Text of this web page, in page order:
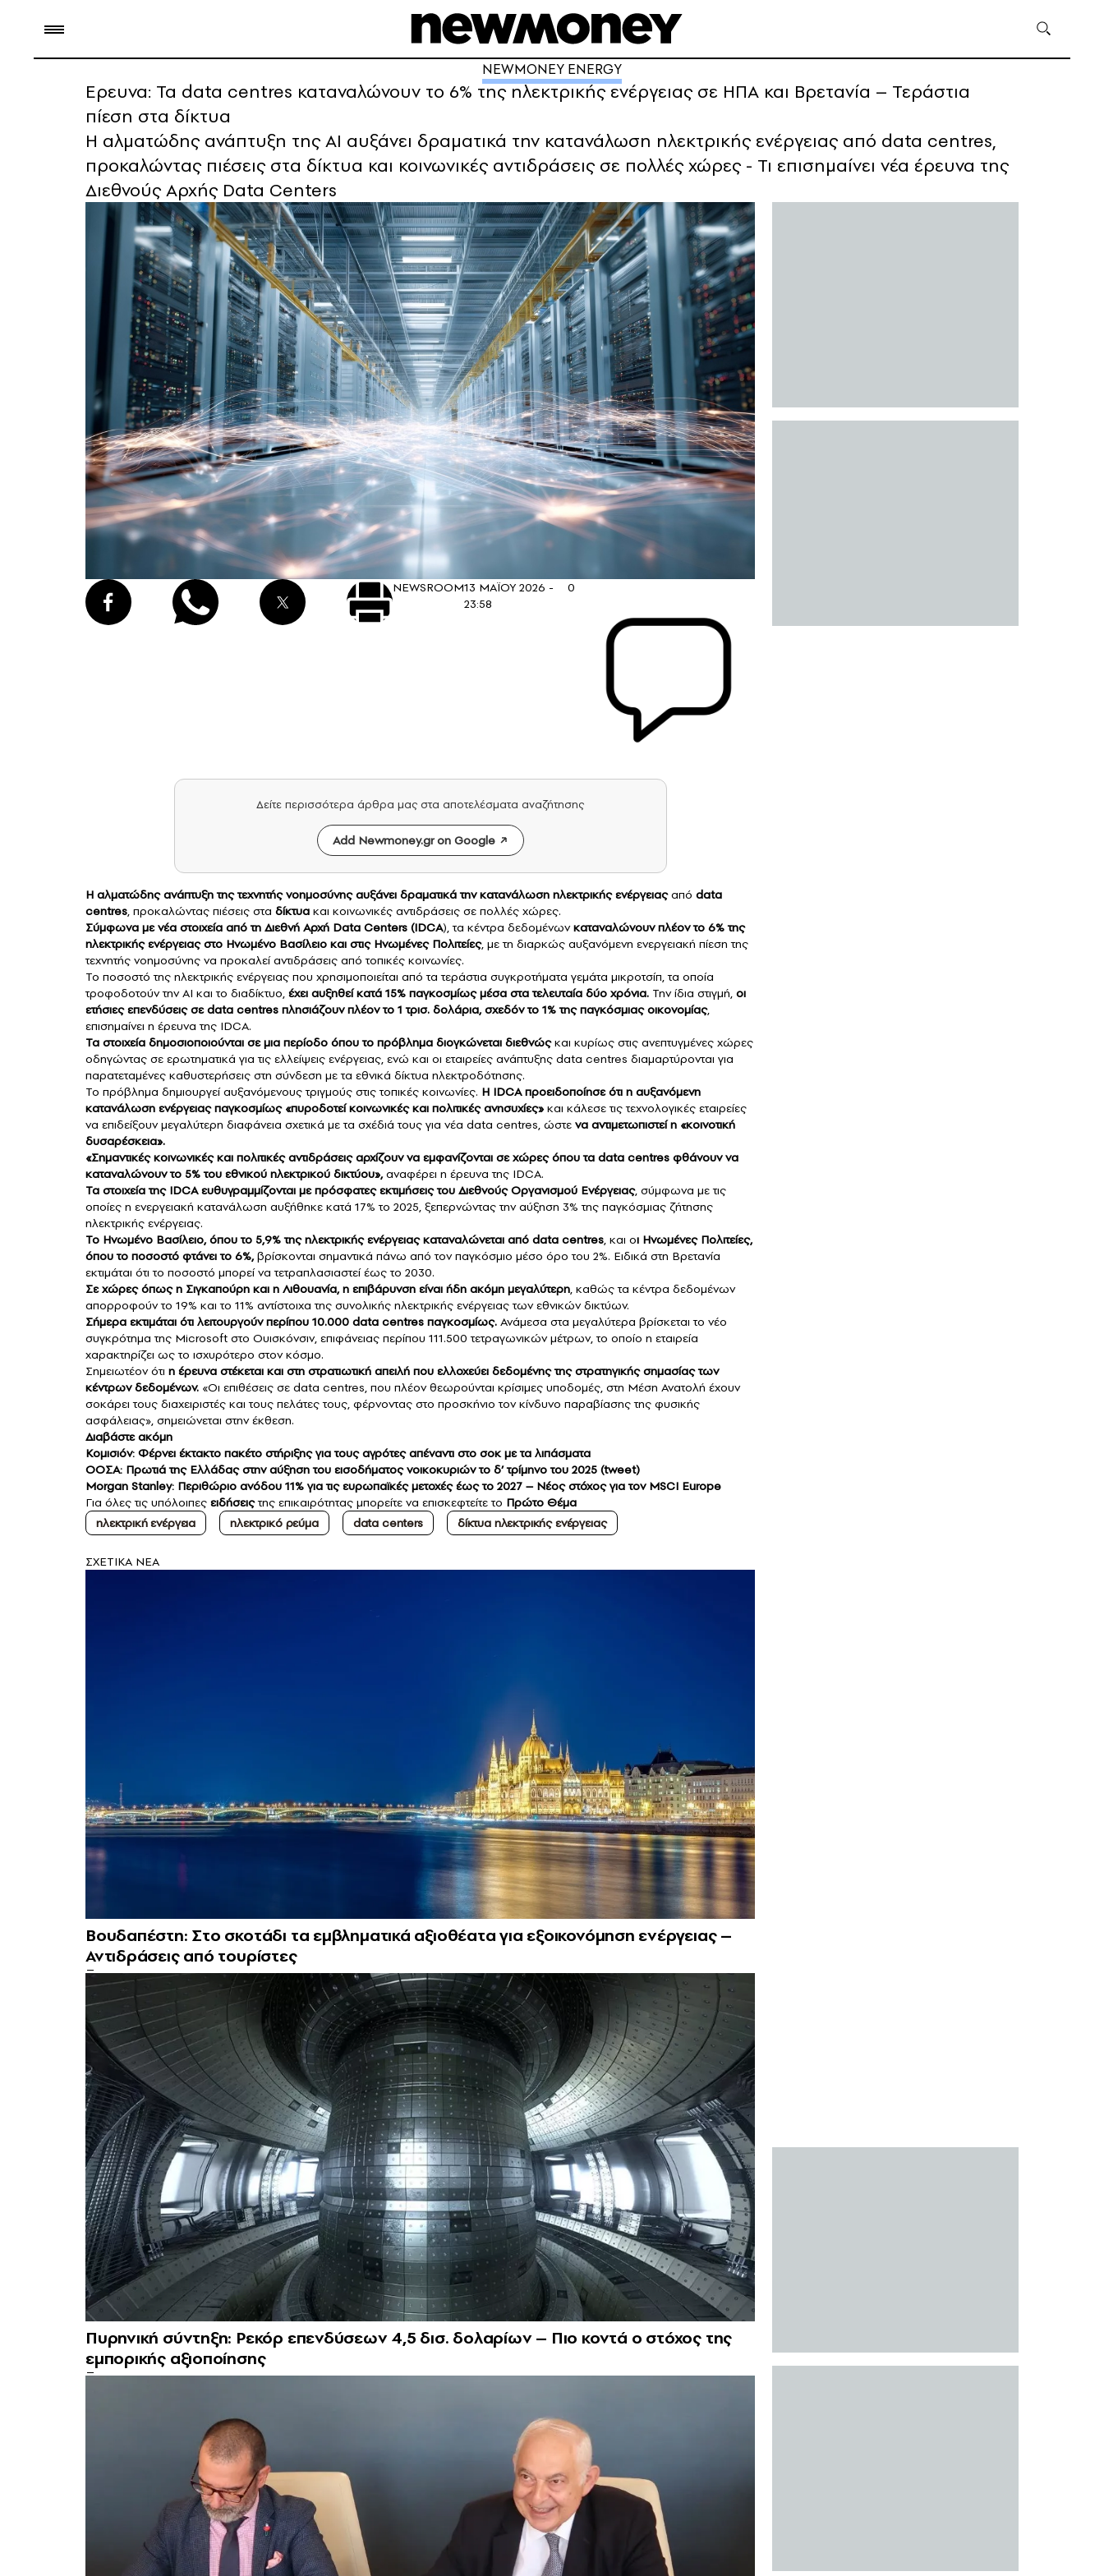
NEWMONEY ENERGY
Ερευνα: Τα data centres καταναλώνουν το 6% της ηλεκτρικής ενέργειας σε ΗΠΑ και Βρετανία – Τεράστια
πίεση στα δίκτυα
Η αλματώδης ανάπτυξη της ΑΙ αυξάνει δραματικά την κατανάλωση ηλεκτρικής ενέργειας από data centres,
προκαλώντας πιέσεις στα δίκτυα και κοινωνικές αντιδράσεις σε πολλές χώρες - Τι επισημαίνει νέα έρευνα της
Διεθνούς Αρχής Data Centers
NEWSROOM13 ΜΑΪΟΥ 2026 -
23:58
0
Δείτε περισσότερα άρθρα μας στα αποτελέσματα αναζήτησης
Add Newmoney.gr on Google
Η αλματώδης ανάπτυξη της τεχνητής νοημοσύνης αυξάνει δραματικά την κατανάλωση ηλεκτρικής ενέργειαςαπό data
centres, προκαλώντας πιέσεις στα δίκτυα και κοινωνικές αντιδράσεις σε πολλές χώρες.
Σύμφωνα με νέα στοιχεία από τη Διεθνή Αρχή Data Centers (IDCA), τα κέντρα δεδομένωνκαταναλώνουν πλέον το 6% της
ηλεκτρικής ενέργειας στο Ηνωμένο Βασίλειο και στις Ηνωμένες Πολιτείες, με τη διαρκώς αυξανόμενη ενεργειακή πίεση της
τεχνητής νοημοσύνης να προκαλεί αντιδράσεις από τοπικές κοινωνίες.
Το ποσοστό της ηλεκτρικής ενέργειας που χρησιμοποιείται από τα τεράστια συγκροτήματα γεμάτα μικροτσίπ, τα οποία
τροφοδοτούν την AI και το διαδίκτυο, έχει αυξηθεί κατά 15% παγκοσμίως μέσα στα τελευταία δύο χρόνια. Την ίδια στιγμή, οι
ετήσιες επενδύσεις σε data centres πλησιάζουν πλέον το 1 τρισ. δολάρια, σχεδόν το 1% της παγκόσμιας οικονομίας,
επισημαίνει η έρευνα της IDCA.
Τα στοιχεία δημοσιοποιούνται σε μια περίοδο όπου το πρόβλημα διογκώνεται διεθνώςκαι κυρίως στις ανεπτυγμένες χώρες
οδηγώντας σε ερωτηματικά για τις ελλείψεις ενέργειας, ενώ και οι εταιρείες ανάπτυξης data centres διαμαρτύρονται για
παρατεταμένες καθυστερήσεις στη σύνδεση με τα εθνικά δίκτυα ηλεκτροδότησης.
Το πρόβλημα δημιουργεί αυξανόμενους τριγμούς στις τοπικές κοινωνίες. Η IDCA προειδοποίησε ότι η αυξανόμενη
κατανάλωση ενέργειας παγκοσμίως «πυροδοτεί κοινωνικές και πολιτικές ανησυχίες» και κάλεσε τις τεχνολογικές εταιρείες
να επιδείξουν μεγαλύτερη διαφάνεια σχετικά με τα σχέδιά τους για νέα data centres, ώστε να αντιμετωπιστεί η «κοινοτική
δυσαρέσκεια».
«Σημαντικές κοινωνικές και πολιτικές αντιδράσεις αρχίζουν να εμφανίζονται σε χώρες όπου τα data centres φθάνουν να
καταναλώνουν το 5% του εθνικού ηλεκτρικού δικτύου»,αναφέρει η έρευνα της IDCA.
Τα στοιχεία της IDCA ευθυγραμμίζονται με πρόσφατες εκτιμήσεις του Διεθνούς Οργανισμού Ενέργειας, σύμφωνα με τις
οποίες η ενεργειακή κατανάλωση αυξήθηκε κατά 17% το 2025, ξεπερνώντας την αύξηση 3% της παγκόσμιας ζήτησης
ηλεκτρικής ενέργειας.
Το Ηνωμένο Βασίλειο, όπου το 5,9% της ηλεκτρικής ενέργειας καταναλώνεται από data centres, και οι Ηνωμένες Πολιτείες,
όπου το ποσοστό φτάνει το 6%,βρίσκονται σημαντικά πάνω από τον παγκόσμιο μέσο όρο του 2%. Ειδικά στη Βρετανία
εκτιμάται ότι το ποσοστό μπορεί να τετραπλασιαστεί έως το 2030.
Σε χώρες όπως η Σιγκαπούρη και η Λιθουανία, η επιβάρυνση είναι ήδη ακόμη μεγαλύτερη, καθώς τα κέντρα δεδομένων
απορροφούν το 19% και το 11% αντίστοιχα της συνολικής ηλεκτρικής ενέργειας των εθνικών δικτύων.
Σήμερα εκτιμάται ότι λειτουργούν περίπου 10.000 data centres παγκοσμίως. Ανάμεσα στα μεγαλύτερα βρίσκεται το νέο
συγκρότημα της Microsoft στο Ουισκόνσιν, επιφάνειας περίπου 111.500 τετραγωνικών μέτρων, το οποίο η εταιρεία
χαρακτηρίζει ως το ισχυρότερο στον κόσμο.
Σημειωτέον ότι η έρευνα στέκεται και στη στρατιωτική απειλή που ελλοχεύει δεδομένης της στρατηγικής σημασίας των
κέντρων δεδομένων. «Οι επιθέσεις σε data centres, που πλέον θεωρούνται κρίσιμες υποδομές, στη Μέση Ανατολή έχουν
σοκάρει τους διαχειριστές και τους πελάτες τους, φέρνοντας στο προσκήνιο τον κίνδυνο παραβίασης της φυσικής
ασφάλειας», σημειώνεται στην έκθεση.
Διαβάστε ακόμη
Κομισιόν: Φέρνει έκτακτο πακέτο στήριξης για τους αγρότες απέναντι στο σοκ με τα λιπάσματα
ΟΟΣΑ: Πρωτιά της Ελλάδας στην αύξηση του εισοδήματος νοικοκυριών το δ’ τρίμηνο του 2025 (tweet)
Morgan Stanley: Περιθώριο ανόδου 11% για τις ευρωπαϊκές μετοχές έως το 2027 – Νέος στόχος για τον MSCI Europe
Για όλες τις υπόλοιπες ειδήσειςτης επικαιρότητας μπορείτε να επισκεφτείτε το Πρώτο Θέμα
ηλεκτρική ενέργεια
ηλεκτρικό ρεύμα data centers δίκτυα ηλεκτρικής ενέργειας
ΣXETIKA NEA
Βουδαπέστη: Στο σκοτάδι τα εμβληματικά αξιοθέατα για εξοικονόμηση ενέργειας –
Αντιδράσεις από τουρίστες
Πυρηνική σύντηξη: Ρεκόρ επενδύσεων 4,5 δισ. δολαρίων – Πιο κοντά ο στόχος της
εμπορικής αξιοποίησης